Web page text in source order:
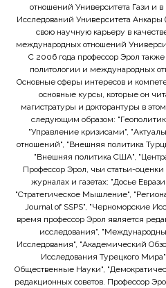
отношений Университета Гази и
Исследований Университета Анкары
свою научную карьеру в
международных отношений
С 2006 года профессор Эрол
политологии и международных
Основные сферы интересов и
основные курсы, которые он
магистратуры и докторантуры в
следующим образом:
"Управление кризисами",
отношений", "Внешняя политика
"Внешняя политика США",
Профессор Эрол, чьи статьи-
журналах и газетах: "Досье
"Стратегическое Мышление",
Journal of SSPS", "Черноморские
время профессор Эрол является
исследования",
Исследования", "Академический
Исследования Турецкого
Общественные Науки",
редакционных советов. Профессор